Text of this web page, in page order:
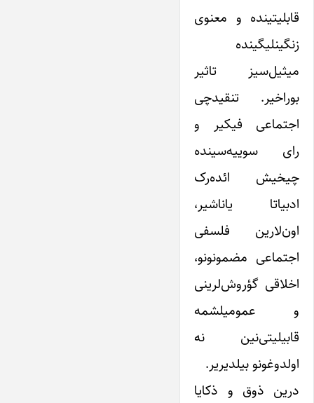
قابلیتینده و معنوی
زنگینلیگینده
میثیل‌سیز تاثیر
بوراخیر. تنقیدچی
اجتماعی فیکیر و
رای سوییه‌سینده
چیخیش ائده‌رک
ادبیاتا یاناشیر،
اون‌لارین فلسفی
اجتماعی مضمونونو،
اخلاقی گؤروش‌لرینی
و عمومیلشمه
قابیلیتی‌نین نه
اولدوغونو بیلدیریر.
درین ذوق و ذکایا